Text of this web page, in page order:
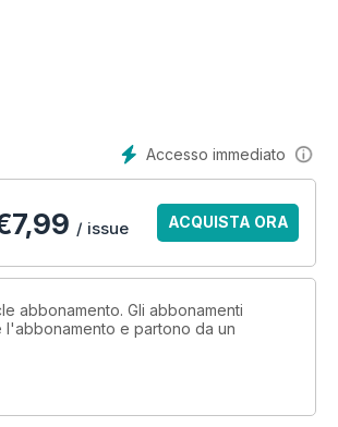
by-battle.
Accesso immediato
7,99 / issue ACQUISTA ORA
abbonamento. Gli abbonamenti
l'abbonamento e partono da un